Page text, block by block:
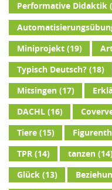
Performative Didaktik
Miniprojekt(19)
Typisch Deutsch?(18)
Mitsingen(17)
DACHL(16)
Tiere(15)
TPR(14) tanzen
Glück(13)